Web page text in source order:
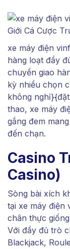
xe máy điện
hàng loạt đầy
chuyển giao
kỳ nhiều chọn
không
thao, xe máy
gắng đem
đến chạn.
Casino
Casino)
Sòng bài xích
tại xe máy điện
chân thực
Với đầy đủ trò
Blackjack,